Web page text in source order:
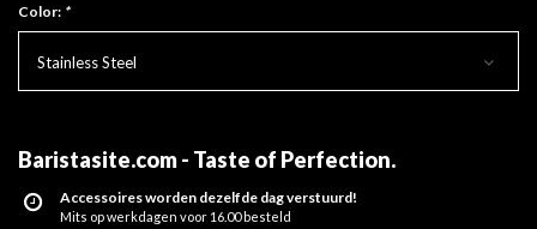
Color: *
Stainless Steel
Baristasite.com - Taste of Perfection.
Accessoires worden dezelfde dag verstuurd!
Mits op werkdagen voor 16.00 besteld